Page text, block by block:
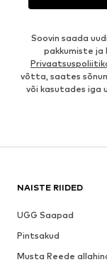
Soovin saada
pakkumiste ja
võtta, saates
või kasutades iga
NAISTE RIIDED
UGG Saapad
Pintsakud
Musta Reede